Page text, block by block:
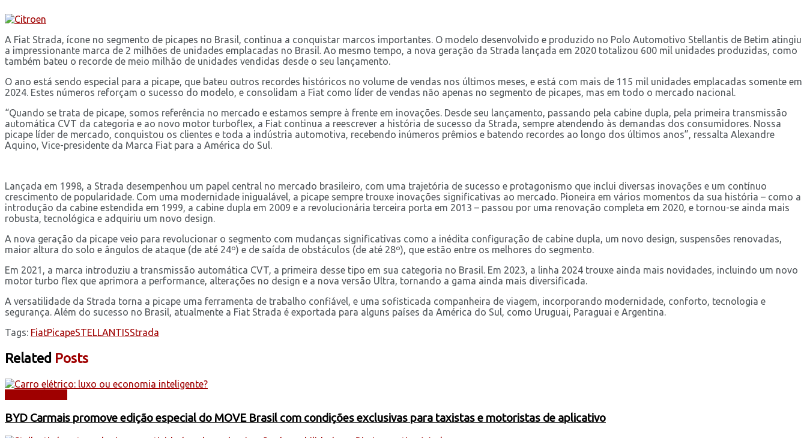
A Fiat Strada, ícone no segmento de picapes no Brasil, continua a conquistar marcos importantes. O modelo desenvolvido e produzido no Polo Automotivo Stellantis de Betim atingiu
a impressionante marca de 2 milhões de unidades emplacadas no Brasil. Ao mesmo tempo, a nova geração da Strada lançada em 2020 totalizou 600 mil unidades produzidas, como
também bateu o recorde de meio milhão de unidades vendidas desde o seu lançamento.
O ano está sendo especial para a picape, que bateu outros recordes históricos no volume de vendas nos últimos meses, e está com mais de 115 mil unidades emplacadas somente em
2024. Estes números reforçam o sucesso do modelo, e consolidam a Fiat como líder de vendas não apenas no segmento de picapes, mas em todo o mercado nacional.
“Quando se trata de picape, somos referência no mercado e estamos sempre à frente em inovações. Desde seu lançamento, passando pela cabine dupla, pela primeira transmissão
automática CVT da categoria e ao novo motor turboflex, a Fiat continua a reescrever a história de sucesso da Strada, sempre atendendo às demandas dos consumidores. Nossa
picape líder de mercado, conquistou os clientes e toda a indústria automotiva, recebendo inúmeros prêmios e batendo recordes ao longo dos últimos anos”, ressalta Alexandre
Aquino, Vice-presidente da Marca Fiat para a América do Sul.
Lançada em 1998, a Strada desempenhou um papel central no mercado brasileiro, com uma trajetória de sucesso e protagonismo que inclui diversas inovações e um contínuo
crescimento de popularidade. Com uma modernidade inigualável, a picape sempre trouxe inovações significativas ao mercado. Pioneira em vários momentos da sua história – como a
introdução da cabine estendida em 1999, a cabine dupla em 2009 e a revolucionária terceira porta em 2013 – passou por uma renovação completa em 2020, e tornou-se ainda mais
robusta, tecnológica e adquiriu um novo design.
A nova geração da picape veio para revolucionar o segmento com mudanças significativas como a inédita configuração de cabine dupla, um novo design, suspensões renovadas,
maior altura do solo e ângulos de ataque (de até 24º) e de saída de obstáculos (de até 28º), que estão entre os melhores do segmento.
Em 2021, a marca introduziu a transmissão automática CVT, a primeira desse tipo em sua categoria no Brasil. Em 2023, a linha 2024 trouxe ainda mais novidades, incluindo um novo
motor turbo flex que aprimora a performance, alterações no design e a nova versão Ultra, tornando a gama ainda mais diversificada.
A versatilidade da Strada torna a picape uma ferramenta de trabalho confiável, e uma sofisticada companheira de viagem, incorporando modernidade, conforto, tecnologia e
segurança. Além do sucesso no Brasil, atualmente a Fiat Strada é exportada para alguns países da América do Sul, como Uruguai, Paraguai e Argentina.
Tags: FiatPicapeSTELLANTISStrada
Related Posts
BYD Carmais promove edição especial do MOVE Brasil com condições exclusivas para taxistas e motoristas de aplicativo